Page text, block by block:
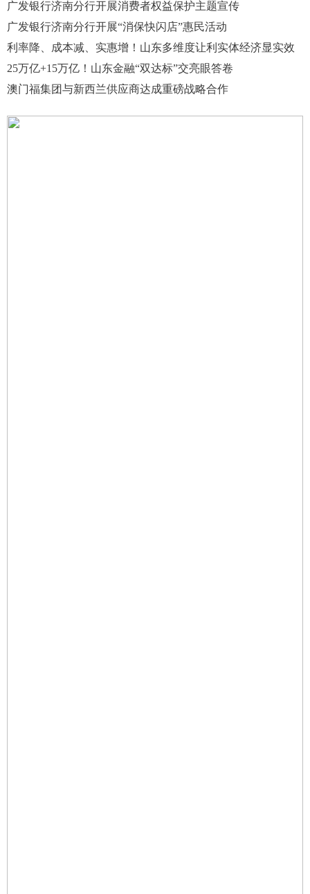
广发银行济南分行开展消费者权益保护主题宣传
广发银行济南分行开展“消保快闪店”惠民活动
利率降、成本减、实惠增！山东多维度让利实体经济显实效
25万亿+15万亿！山东金融“双达标”交亮眼答卷
澳门福集团与新西兰供应商达成重磅战略合作